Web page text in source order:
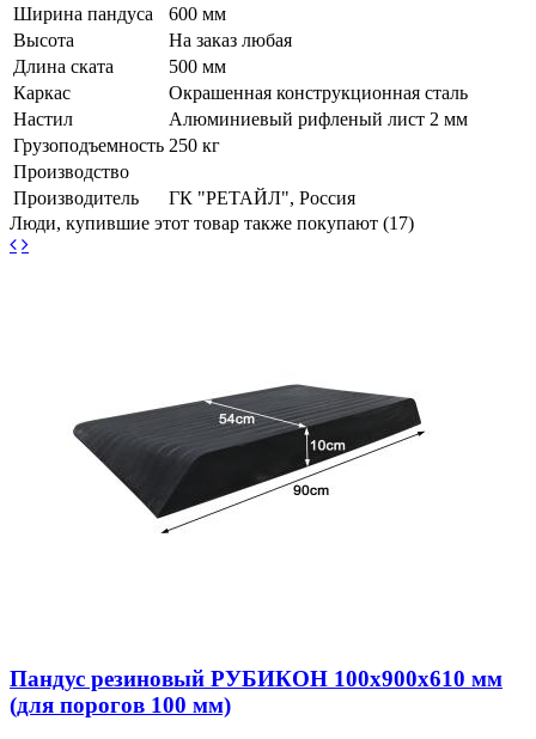
Ширина пандуса
600 мм
Высота
На заказ любая
Длина ската
500 мм
Каркас
Окрашенная конструкционная сталь
Настил
Алюминиевый рифленый лист 2 мм
Грузоподъемность 250 кг
Производство
Производитель
ГК "РЕТАЙЛ", Россия
Люди, купившие этот товар также покупают (17)
Пандус резиновый РУБИКОН 100х900х610 мм
(для порогов 100 мм)